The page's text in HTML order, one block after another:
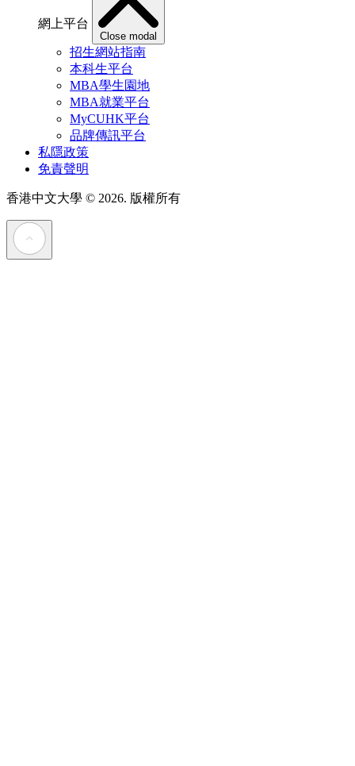
網上平台
Close modal
招生網站指南
本科生平台
MBA學生園地
MBA就業平台
MyCUHK平台
品牌傳訊平台
私隱政策
免責聲明
香港中文大學 © 2026. 版權所有